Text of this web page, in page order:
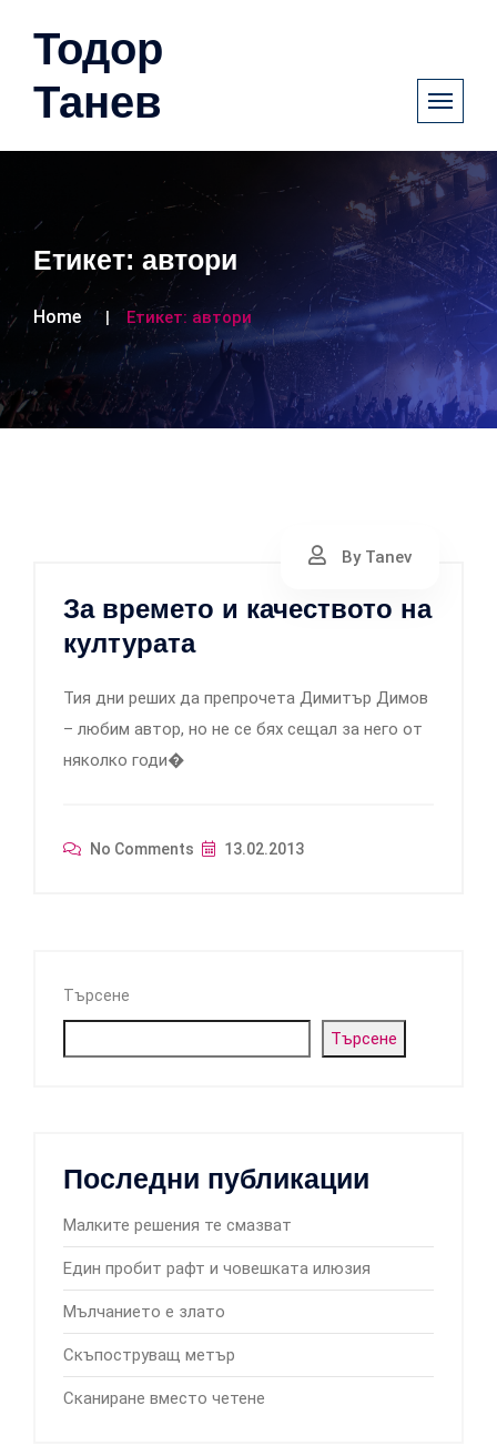
Тодор
Танев
Етикет: автори
Home Етикет: автори
By Tanev
За времето и качеството на
културата
Тия дни реших да препрочета Димитър Димов
– любим автор, но не се бях сещал за него от
няколко годи�
No Comments 13.02.2013
Търсене
Търсене
Последни публикации
Малките решения те смазват
Един пробит рафт и човешката илюзия
Мълчанието е злато
Скъпоструващ метър
Сканиране вместо четене